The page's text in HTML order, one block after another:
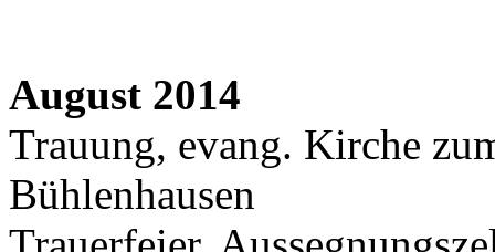
August 2014
Trauung, evang. Kirche
Bühlenhausen